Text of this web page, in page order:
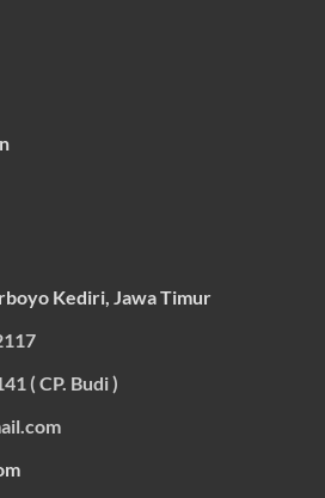
Kediri, Jawa Timur
( CP. Budi )